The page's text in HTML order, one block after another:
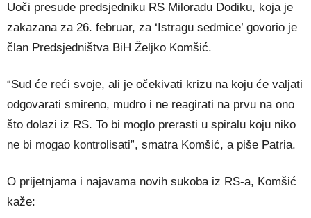
Uoči presude predsjedniku RS Miloradu Dodiku, koja je
zakazana za 26. februar, za ‘Istragu sedmice’ govorio je
član Predsjedništva BiH Željko Komšić.
“Sud će reći svoje, ali je očekivati krizu na koju će valjati
odgovarati smireno, mudro i ne reagirati na prvu na ono
što dolazi iz RS. To bi moglo prerasti u spiralu koju niko
ne bi mogao kontrolisati”, smatra Komšić, a piše Patria.
O prijetnjama i najavama novih sukoba iz RS-a, Komšić
kaže: